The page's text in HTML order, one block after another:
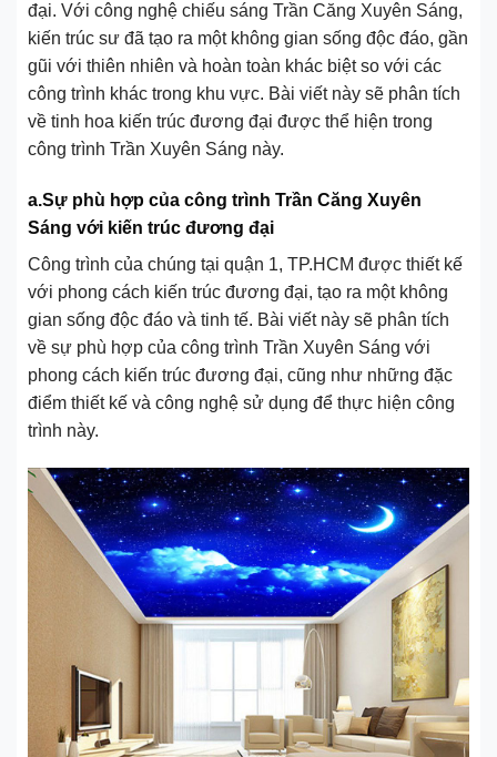
đại. Với công nghệ chiếu sáng Trần Căng Xuyên Sáng,
kiến trúc sư đã tạo ra một không gian sống độc đáo, gần
gũi với thiên nhiên và hoàn toàn khác biệt so với các
công trình khác trong khu vực. Bài viết này sẽ phân tích
về tinh hoa kiến trúc đương đại được thể hiện trong
công trình Trần Xuyên Sáng này.
a.Sự phù hợp của công trình Trần Căng Xuyên
Sáng với kiến trúc đương đại
Công trình của chúng tại quận 1, TP.HCM được thiết kế
với phong cách kiến trúc đương đại, tạo ra một không
gian sống độc đáo và tinh tế. Bài viết này sẽ phân tích
về sự phù hợp của công trình Trần Xuyên Sáng với
phong cách kiến trúc đương đại, cũng như những đặc
điểm thiết kế và công nghệ sử dụng để thực hiện công
trình này.